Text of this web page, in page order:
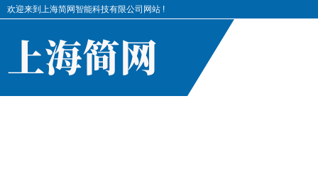
欢迎来到上海简网智能科技有限公司网站 !